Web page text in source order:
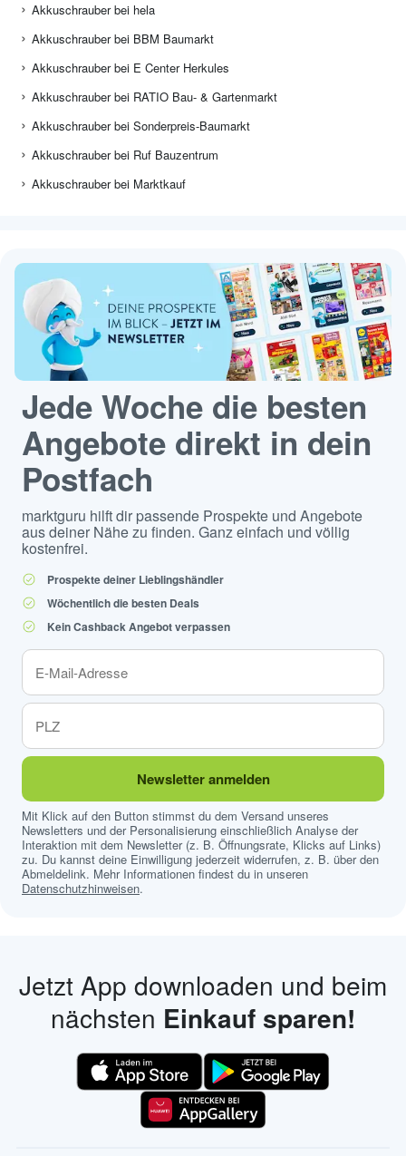
Akkuschrauber bei hela
Akkuschrauber bei BBM Baumarkt
Akkuschrauber bei E Center Herkules
Akkuschrauber bei RATIO Bau- & Gartenmarkt
Akkuschrauber bei Sonderpreis-Baumarkt
Akkuschrauber bei Ruf Bauzentrum
Akkuschrauber bei Marktkauf
Jede Woche die besten
Angebote direkt in dein
Postfach
marktguru hilft dir passende Prospekte und Angebote
aus deiner Nähe zu finden. Ganz einfach und völlig
kostenfrei.
Prospekte deiner Lieblingshändler
Wöchentlich die besten Deals
Kein Cashback Angebot verpassen
Newsletter anmelden
Mit Klick auf den Button stimmst du dem Versand unseres
Newsletters und der Personalisierung einschließlich Analyse der
Interaktion mit dem Newsletter (z. B. Öffnungsrate, Klicks auf Links)
zu. Du kannst deine Einwilligung jederzeit widerrufen, z. B. über den
Abmeldelink. Mehr Informationen findest du in unseren
Datenschutzhinweisen.
Jetzt App downloaden und beim
nächsten Einkauf sparen!